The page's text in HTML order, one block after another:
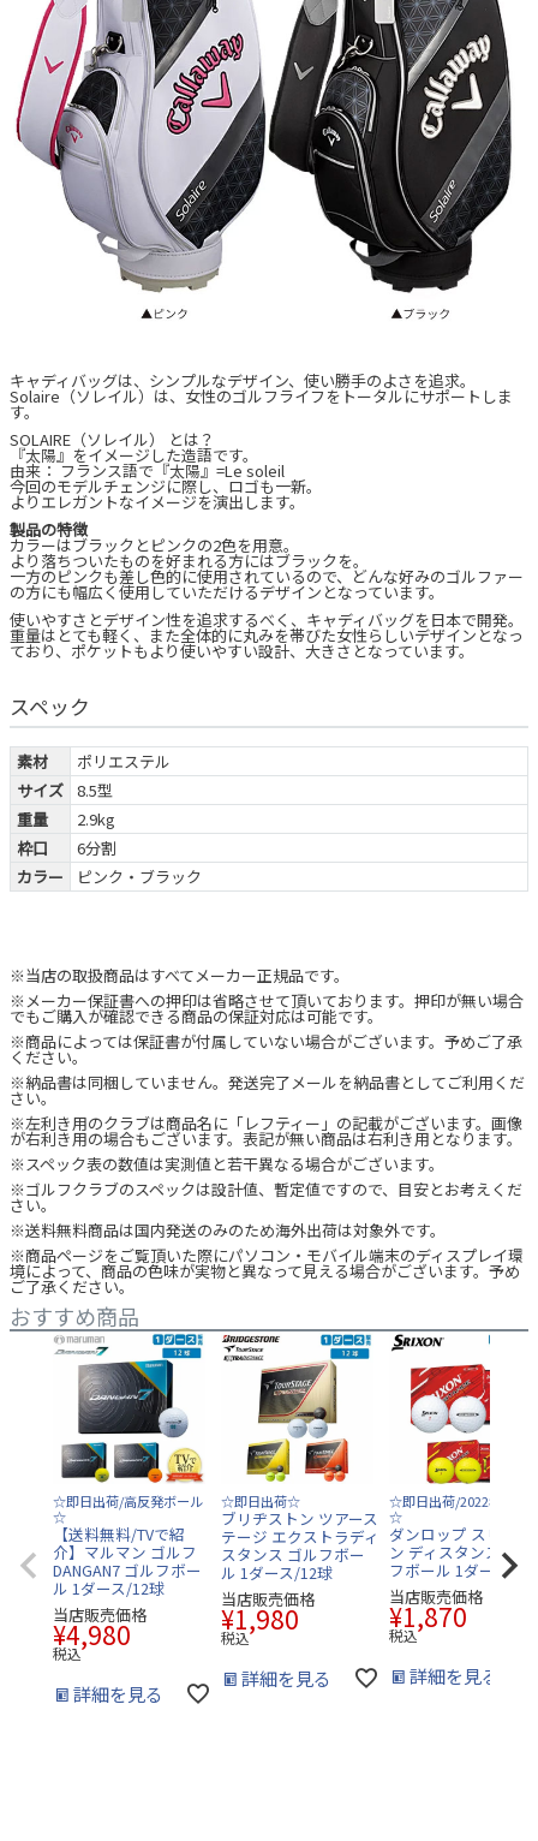
キャディバッグは、シンプルなデザイン、使い勝手のよさを追求。
Solaire（ソレイル）は、女性のゴルフライフをトータルにサポートしま
す。
SOLAIRE（ソレイル） とは？
『太陽』をイメージした造語です。
由来： フランス語で『太陽』=Le soleil
今回のモデルチェンジに際し、ロゴも一新。
よりエレガントなイメージを演出します。
製品の特徴
カラーはブラックとピンクの2色を用意。
より落ちついたものを好まれる方にはブラックを。
一方のピンクも差し色的に使用されているので、どんな好みのゴルファー
の方にも幅広く使用していただけるデザインとなっています。
使いやすさとデザイン性を追求するべく、キャディバッグを日本で開発。
重量はとても軽く、また全体的に丸みを帯びた女性らしいデザインとなっ
ており、ポケットもより使いやすい設計、大きさとなっています。
スペック
素材
ポリエステル
サイズ 8.5型
重量
2.9kg
枠口
6分割
カラー
ピンク・ブラック
※当店の取扱商品はすべてメーカー正規品です。
※メーカー保証書への押印は省略させて頂いております。押印が無い場合
でもご購入が確認できる商品の保証対応は可能です。
※商品によっては保証書が付属していない場合がございます。予めご了承
ください。
※納品書は同梱していません。発送完了メールを納品書としてご利用くだ
さい。
※左利き用のクラブは商品名に「レフティー」の記載がございます。画像
が右利き用の場合もございます。表記が無い商品は右利き用となります。
※スペック表の数値は実測値と若干異なる場合がございます。
※ゴルフクラブのスペックは設計値、暫定値ですので、目安とお考えくだ
さい。
※送料無料商品は国内発送のみのため海外出荷は対象外です。
※商品ページをご覧頂いた際にパソコン・モバイル端末のディスプレイ環
境によって、商品の色味が実物と異なって見える場合がございます。予め
ご了承ください。
おすすめ商品
☆即日出荷/高反発ボール
☆
【送料無料/TVで紹
介】マルマン ゴルフ
DANGAN7 ゴルフボー
ル 1ダース/12球
当店販売価格
¥4,980
税込
詳細を見る
☆即日出荷☆
ブリヂストン ツアース
テージ エクストラディ
スタンス ゴルフボー
ル 1ダース/12球
当店販売価格
¥1,980
税込
詳細を見る
☆即日出荷/2022年モデ
☆
ダンロップ スリクソ
ン ディスタンス9 ゴ
フボール 1ダース/12
当店販売価格
¥1,870
税込
詳細を見る